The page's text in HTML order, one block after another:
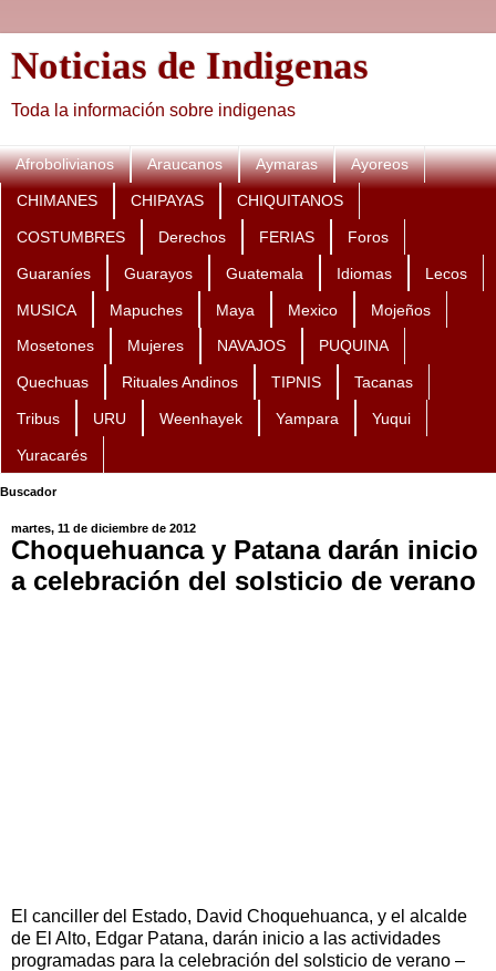
Noticias de Indigenas
Toda la información sobre indigenas
Afrobolivianos Araucanos Aymaras Ayoreos
CHIMANES CHIPAYAS CHIQUITANOS
COSTUMBRES Derechos FERIAS Foros
Guaraníes Guarayos Guatemala Idiomas Lecos
MUSICA Mapuches Maya Mexico Mojeños
Mosetones Mujeres NAVAJOS PUQUINA
Quechuas Rituales Andinos TIPNIS Tacanas
Tribus URU Weenhayek Yampara Yuqui
Yuracarés
Buscador
martes, 11 de diciembre de 2012
Choquehuanca y Patana darán inicio
a celebración del solsticio de verano
El canciller del Estado, David Choquehuanca, y el alcalde
de El Alto, Edgar Patana, darán inicio a las actividades
programadas para la celebración del solsticio de verano –